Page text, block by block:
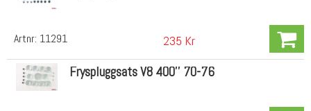
Artnr: 11291 235 Kr
Fryspluggsats V8 400'' 70-76